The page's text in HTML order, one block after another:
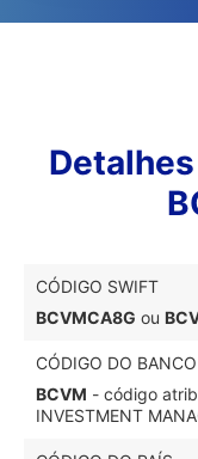
CÓDIGO SWIFT
BCVMCA8G ou
CÓDIGO DO BANCO
BCVM - código
INVESTMENT